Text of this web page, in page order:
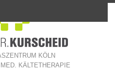
KÖLN
KÄLTETHERAPIE